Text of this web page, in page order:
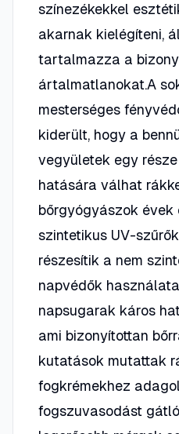
színezékekkel
akarnak kielégíteni,
tartalmazza a
ártalmatlanokat.A
mesterséges
kiderült, hogy a
vegyületek egy
hatására válhat
bőrgyógyászok
szintetikus UV-
részesítik a nem
napvédők
napsugarak káros
ami bizonyítottan
kutatások mutattak
fogkrémekhez
fogszuvasodást